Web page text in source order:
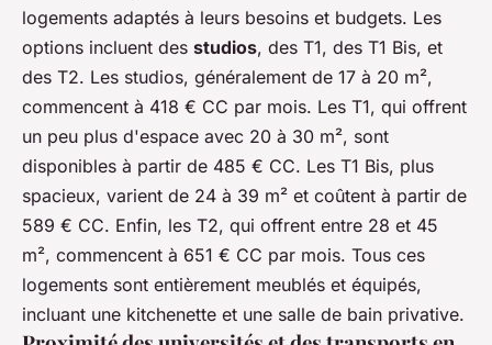
logements adaptés à leurs besoins et budgets. Les
options incluent des studios, des T1, des T1 Bis, et
des T2. Les studios, généralement de 17 à 20 m²,
commencent à 418 € CC par mois. Les T1, qui offrent
un peu plus d'espace avec 20 à 30 m², sont
disponibles à partir de 485 € CC. Les T1 Bis, plus
spacieux, varient de 24 à 39 m² et coûtent à partir de
589 € CC. Enfin, les T2, qui offrent entre 28 et 45
m², commencent à 651 € CC par mois. Tous ces
logements sont entièrement meublés et équipés,
incluant une kitchenette et une salle de bain privative.